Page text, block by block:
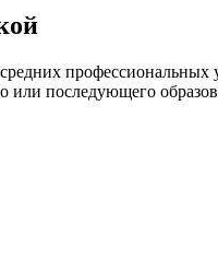
последующего